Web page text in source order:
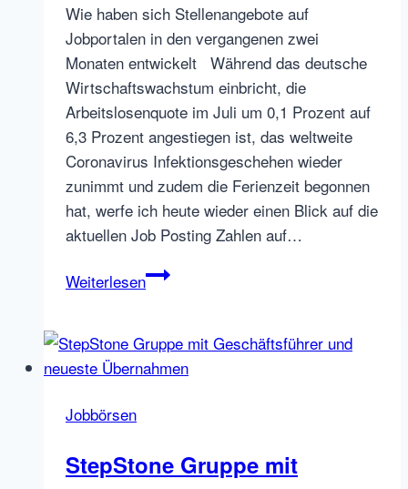
Wie haben sich Stellenangebote auf
Jobportalen in den vergangenen zwei
Monaten entwickelt Während das deutsche
Wirtschaftswachstum einbricht, die
Arbeitslosenquote im Juli um 0,1 Prozent auf
6,3 Prozent angestiegen ist, das weltweite
Coronavirus Infektionsgeschehen wieder
zunimmt und zudem die Ferienzeit begonnen
hat, werfe ich heute wieder einen Blick auf die
aktuellen Job Posting Zahlen auf…
WeiterlesenLagebericht
auf
großen
2019
Jobbörsen
StepStone Gruppe mit